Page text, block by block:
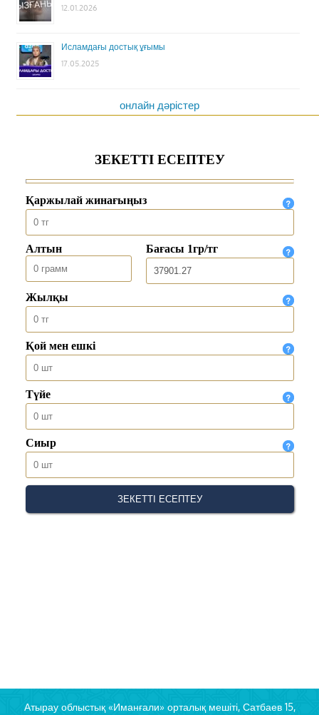
12.01.2026
Исламдағы достық ұғымы
17.05.2025
онлайн дәрістер
Атырау облыстық «Иманғали» орталық мешіті, Сатбаев 15,